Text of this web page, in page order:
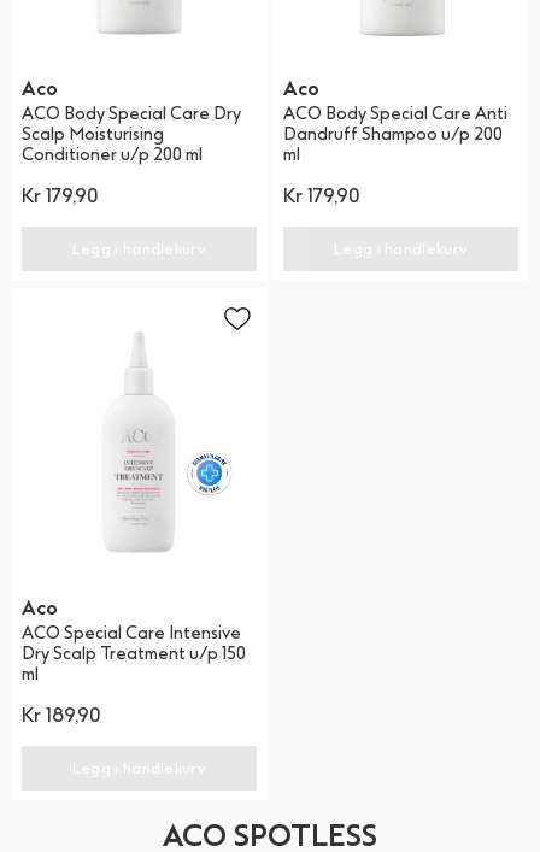
Aco
ACO Body Special Care Dry
Scalp Moisturising
Conditioner u/p 200 ml
Kr 179,90
Aco
ACO Body Special Care Anti
Dandruff Shampoo u/p 200
ml
Kr179,90
Aco
ACO Special Care Intensive
Dry Scalp Treatment u/p 150
ml
Kr 189,90
ACO SPOTLESS